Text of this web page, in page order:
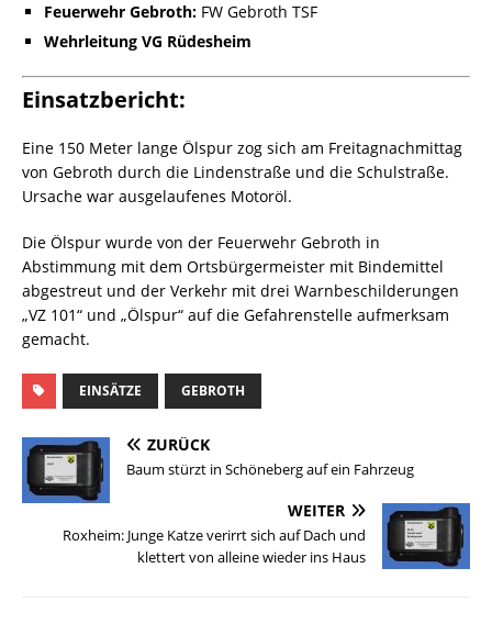
Feuerwehr Gebroth: FW Gebroth TSF
Wehrleitung VG Rüdesheim
Einsatzbericht:
Eine 150 Meter lange Ölspur zog sich am Freitagnachmittag
von Gebroth durch die Lindenstraße und die Schulstraße.
Ursache war ausgelaufenes Motoröl.
Die Ölspur wurde von der Feuerwehr Gebroth in
Abstimmung mit dem Ortsbürgermeister mit Bindemittel
abgestreut und der Verkehr mit drei Warnbeschilderungen
„VZ 101“ und „Ölspur“ auf die Gefahrenstelle aufmerksam
gemacht.
EINSÄTZE GEBROTH
ZURÜCK
Baum stürzt in Schöneberg auf ein Fahrzeug
WEITER
Roxheim: Junge Katze verirrt sich auf Dach und
klettert von alleine wieder ins Haus